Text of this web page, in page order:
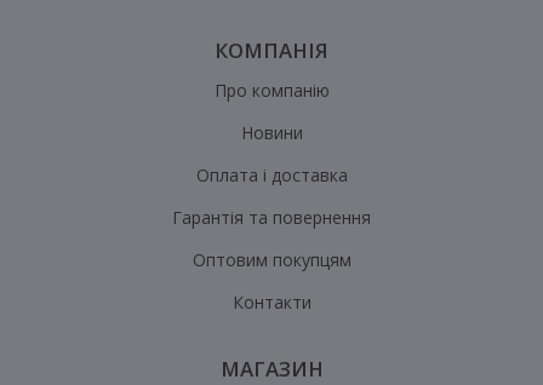
КОМПАНІЯ
Про компанію
Новини
Оплата і доставка
Гарантія та повернення
Оптовим покупцям
Контакти
МАГАЗИН